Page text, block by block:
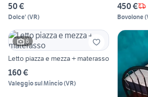
50 €
Dolce' (VR)
450 €
Bovolone(
6
Letto piazza e mezza + materasso
160 €
Valeggio sul Mincio(VR)